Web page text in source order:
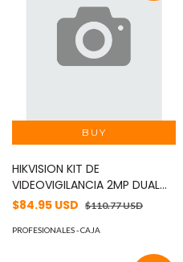
HIKVISION KIT DE
VIDEOVIGILANCIA 2MP DUAL
LIGHT MOD: KIT2MPDL
$84.95 USD $110.77 USD
PROFESIONALES - CAJA